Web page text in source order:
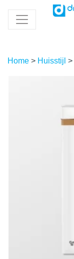
Home > Huisstijl >